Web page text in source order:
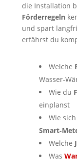
die Installation
Förderregeln
und spart
erfährst du
Welche
Wie du
einplanst
Wie sich
Welche
Was